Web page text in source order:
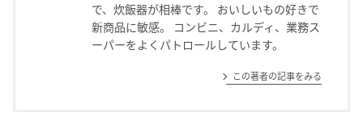
で、炊飯器が相棒です。 おいしいもの好きで
新商品に敏感。 コンビニ、カルディ、業務ス
ーパーをよくパトロールしています。
この著者の記事をみる